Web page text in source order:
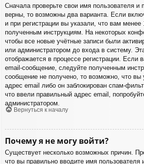
Сначала проверьте свои имя пользователя и
верны, то возможны два варианта. Если
и при регистрации вы указали, что вам менее
полученным инструкциям. На некоторых
чтобы все новые учётные записи были
или администратором до входа в систему.
отображается в процессе регистрации. Если
email-сообщение, следуйте полученным
сообщение не получено, то возможно, что вы
адрес email либо он заблокирован спам-
что ввели правильный адрес email,
администратором.
Вернуться к началу
Почему я не могу войти?
Существует несколько возможных причин.
что вы правильно вводите имя